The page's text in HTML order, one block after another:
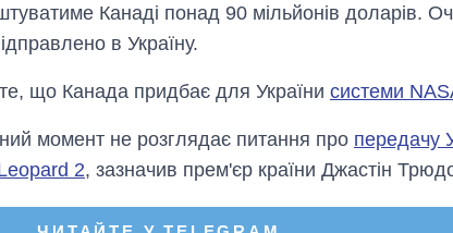
Канаді понад 90 мільйонів доларів.
в Україну.
що Канада придбає для України системи
момент не розглядає питання про передачу
2, зазначив прем'єр країни Джастін